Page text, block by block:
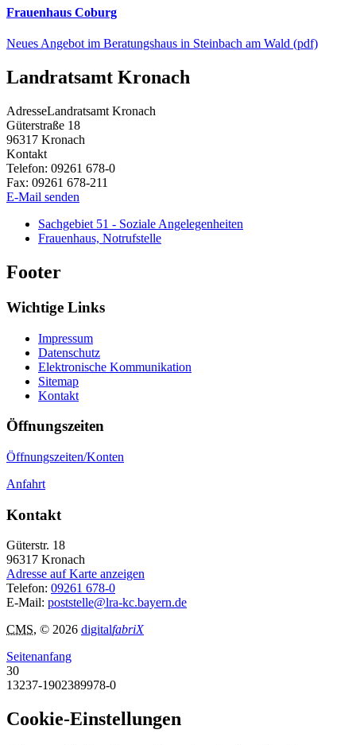
Frauenhaus Coburg
Neues Angebot im Beratungshaus in Steinbach am Wald (pdf)
Landratsamt Kronach
AdresseLandratsamt Kronach
Güterstraße 18
96317 Kronach
Kontakt
Telefon: 09261 678-0
Fax: 09261 678-211
E-Mail senden
Sachgebiet 51 - Soziale Angelegenheiten
Frauenhaus, Notrufstelle
Footer
Wichtige Links
Impressum
Datenschutz
Elektronische Kommunikation
Sitemap
Kontakt
Öffnungszeiten
Öffnungszeiten/Konten
Anfahrt
Kontakt
Güterstr. 18
96317 Kronach
Adresse auf Karte anzeigen
Telefon: 09261 678-0
E-Mail: poststelle@lra-kc.bayern.de
CMS, © 2026 digitalfabriX
Seitenanfang
30
13237-1902389978-0
Cookie-Einstellungen